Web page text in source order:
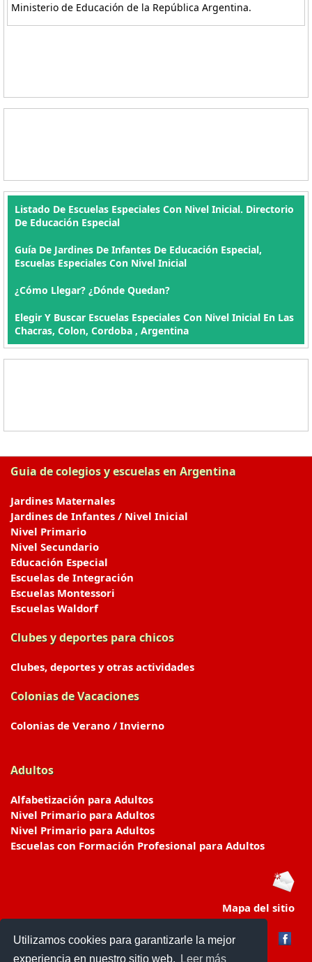
Utilizamos cookies para garantizarle la mejor
experiencia en nuestro sitio web.
Leer más
Ministerio de Educación de la República Argentina.
Listado De Escuelas Especiales Con Nivel Inicial. Directorio
De Educación Especial
Guía De Jardines De Infantes De Educación Especial,
Escuelas Especiales Con Nivel Inicial
¿Cómo Llegar? ¿Dónde Quedan?
Elegir Y Buscar Escuelas Especiales Con Nivel Inicial En Las
Chacras, Colon, Cordoba , Argentina
Guia de colegios y escuelas en Argentina
Jardines Maternales
Jardines de Infantes / Nivel Inicial
Nivel Primario
Nivel Secundario
Educación Especial
Escuelas de Integración
Escuelas Montessori
Escuelas Waldorf
Clubes y deportes para chicos
Clubes, deportes y otras actividades
Colonias de Vacaciones
Colonias de Verano / Invierno
Adultos
Alfabetización para Adultos
Nivel Primario para Adultos
Nivel Primario para Adultos
Escuelas con Formación Profesional para Adultos
Mapa del sitio